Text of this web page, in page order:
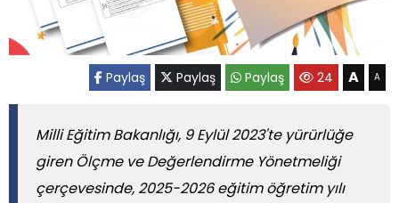
Paylaş Paylaş Paylaş 24 A A
Milli Eğitim Bakanlığı, 9 Eylül 2023'te yürürlüğe
giren Ölçme ve Değerlendirme Yönetmeliği
çerçevesinde, 2025-2026 eğitim öğretim yılı